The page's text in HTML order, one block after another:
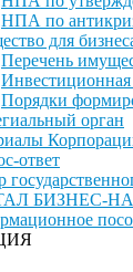
НПА по
для
Перечень
Инвестиционная
Порядки
орган
ответ
БИЗНЕС-